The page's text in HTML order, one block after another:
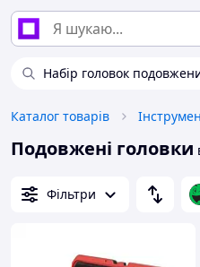
Набір головок
Каталог товарів
Подовжені головки
Фільтри